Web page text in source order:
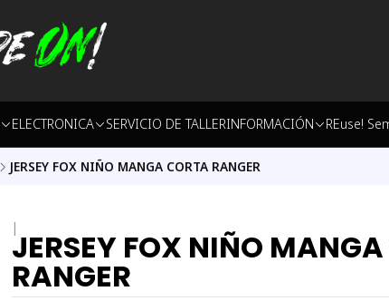
ELECTRONICA SERVICIO DE TALLERINFORMACIÓN REuse!
JERSEY FOX NIÑO MANGA CORTA RANGER
|
JERSEY FOX NIÑO
RANGER